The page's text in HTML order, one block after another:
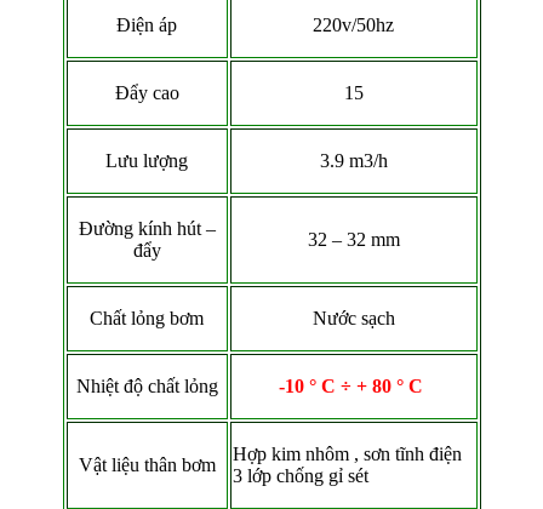
Điện áp 220v/50hz
Đẩy cao 15
Lưu lượng 3.9 m3/h
Đường kính hút –
đẩy
32 – 32 mm
Chất lỏng bơm Nước sạch
Nhiệt độ chất lỏng -10 ° C ÷ + 80 ° C
Vật liệu thân bơm
Hợp kim nhôm , sơn tĩnh điện
3 lớp chống gỉ sét